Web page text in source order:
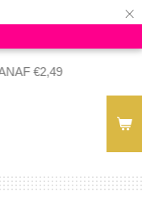
×
€2,49